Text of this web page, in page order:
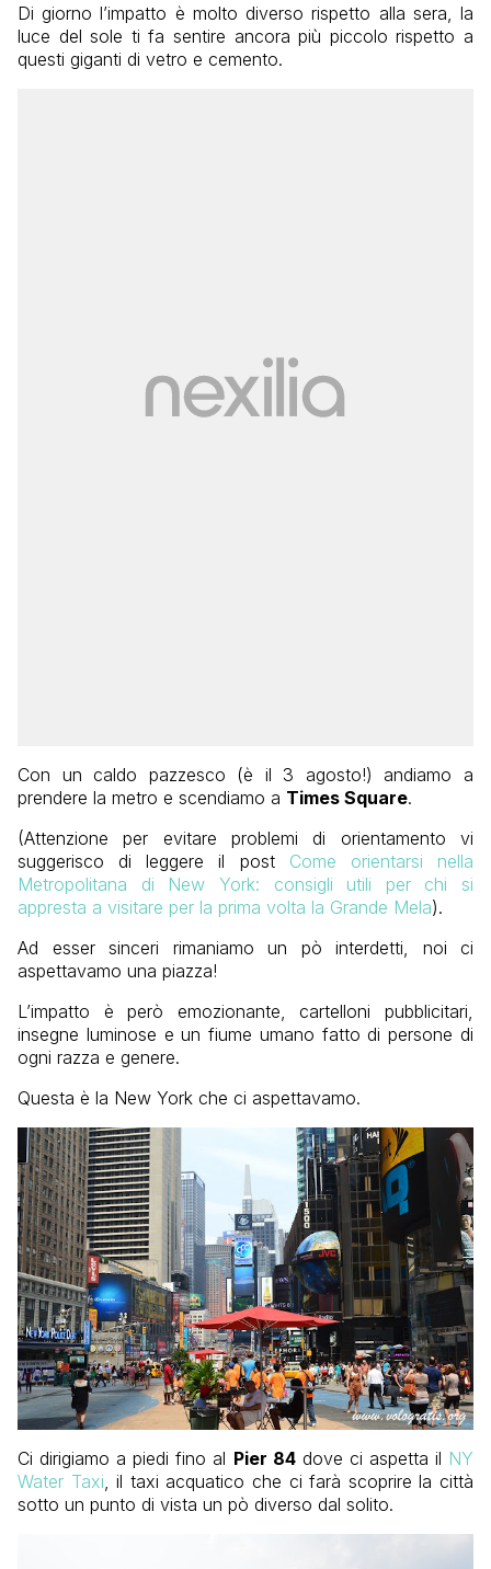
Di giorno l’impatto è molto diverso rispetto alla sera, la
luce del sole ti fa sentire ancora più piccolo rispetto a
questi giganti di vetro e cemento.
Con un caldo pazzesco (è il 3 agosto!) andiamo a
prendere la metro e scendiamo a Times Square.
(Attenzione per evitare problemi di orientamento vi
suggerisco di leggere il post Come orientarsi nella
Metropolitana di New York: consigli utili per chi si
appresta a visitare per la prima volta la Grande Mela).
Ad esser sinceri rimaniamo un pò interdetti, noi ci
aspettavamo una piazza!
L’impatto è però emozionante, cartelloni pubblicitari,
insegne luminose e un fiume umano fatto di persone di
ogni razza e genere.
Questa è la New York che ci aspettavamo.
Ci dirigiamo a piedi fino al Pier 84dove ci aspetta il NY
Water Taxi , il taxi acquatico che ci farà scoprire la città
sotto un punto di vista un pò diverso dal solito.